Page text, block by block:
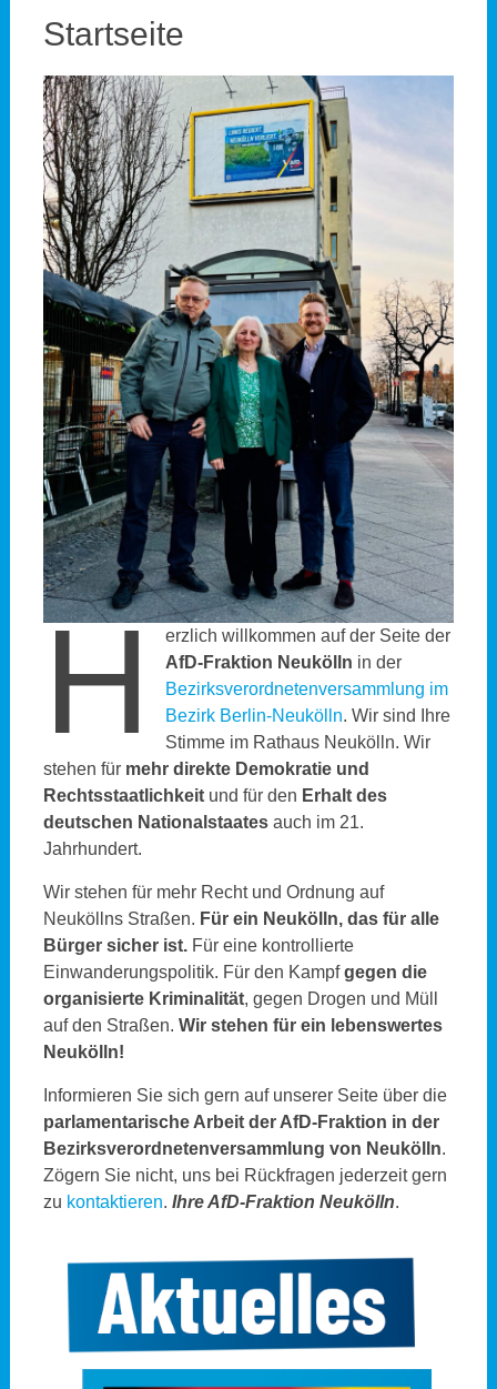
Startseite
H
erzlich willkommen auf der Seite der
AfD-Fraktion Neukölln in der
Bezirksverordnetenversammlung im
Bezirk Berlin-Neukölln. Wir sind Ihre
Stimme im Rathaus Neukölln. Wir
stehen für mehr direkte Demokratie und
Rechtsstaatlichkeitund für den Erhalt des
deutschen Nationalstaatesauch im 21.
Jahrhundert.
Wir stehen für mehr Recht und Ordnung auf
Neuköllns Straßen. Für ein Neukölln, das für alle
Bürger sicher ist.Für eine kontrollierte
Einwanderungspolitik. Für den Kampfgegen die
organisierte Kriminalität, gegen Drogen und Müll
auf den Straßen. Wir stehen für ein lebenswertes
Neukölln!
Informieren Sie sich gern auf unserer Seite über die
parlamentarische Arbeit der AfD-Fraktion in der
Bezirksverordnetenversammlung von Neukölln.
Zögern Sie nicht, uns bei Rückfragen jederzeit gern
zu kontaktieren. Ihre AfD-Fraktion Neukölln.